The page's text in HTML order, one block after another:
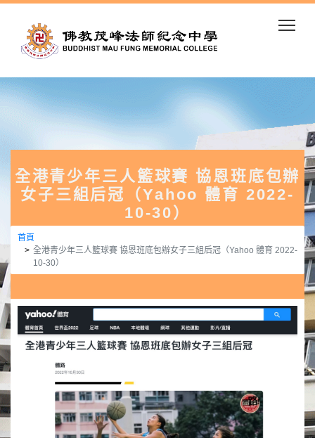
全港青少年三人籃球賽 協恩班底包辦
女子三組后冠（Yahoo 體育 2022-
10-30）
首頁
全港青少年三人籃球賽 協恩班底包辦女子三組后冠（Yahoo 體育 2022-
10-30）